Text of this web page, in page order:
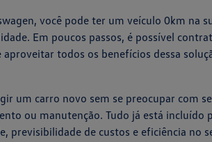
você pode ter um veículo 0km na
Em poucos passos, é possível
todos os benefícios dessa
um carro novo sem se preocupar com
ou manutenção. Tudo já está incluído
previsibilidade de custos e eficiência no